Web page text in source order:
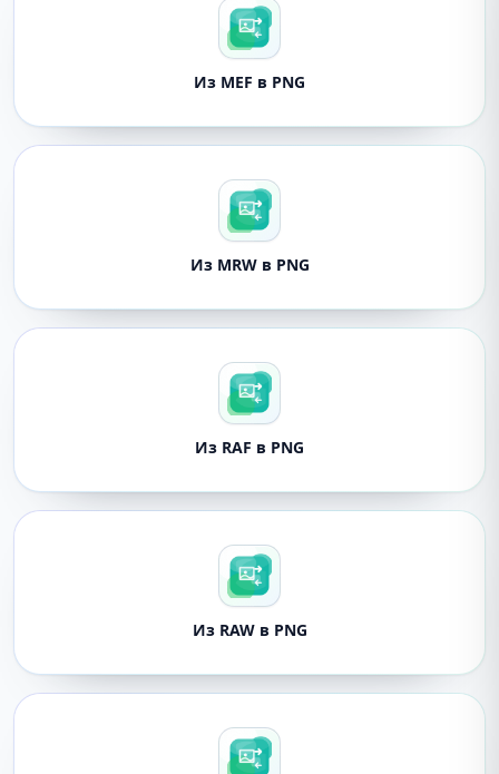
Из MEF в PNG
Из MRW в PNG
Из RAF в PNG
Из RAW в PNG